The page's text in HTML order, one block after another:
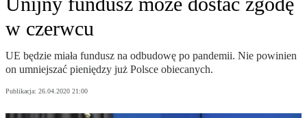
w czerwcu
UE będzie miała fundusz na odbudowę po pandemii. Nie powinien
on umniejszać pieniędzy już Polsce obiecanych.
Publikacja: 26.04.2020 21:00